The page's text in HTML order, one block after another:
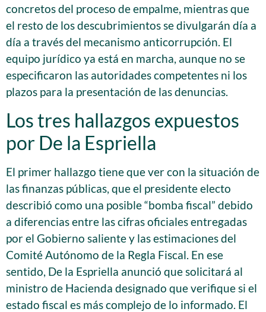
concretos del proceso de empalme, mientras que
el resto de los descubrimientos se divulgarán día a
día a través del mecanismo anticorrupción. El
equipo jurídico ya está en marcha, aunque no se
especificaron las autoridades competentes ni los
plazos para la presentación de las denuncias.
Los tres hallazgos expuestos
por De la Espriella
El primer hallazgo tiene que ver con la situación de
las finanzas públicas, que el presidente electo
describió como una posible “bomba fiscal” debido
a diferencias entre las cifras oficiales entregadas
por el Gobierno saliente y las estimaciones del
Comité Autónomo de la Regla Fiscal. En ese
sentido, De la Espriella anunció que solicitará al
ministro de Hacienda designado que verifique si el
estado fiscal es más complejo de lo informado. El